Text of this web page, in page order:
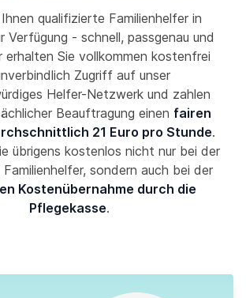
qualifizierte Familienhelfer in
Verfügung - schnell, passgenau und
erhalten Sie vollkommen kostenfrei
Zugriff auf unser
Helfer-Netzwerk und zahlen
Beauftragung einen fairen
21 Euro pro Stunde.
übrigens kostenlos nicht nur bei der
sondern auch bei der
Kostenübernahme durch die
Pflegekasse.